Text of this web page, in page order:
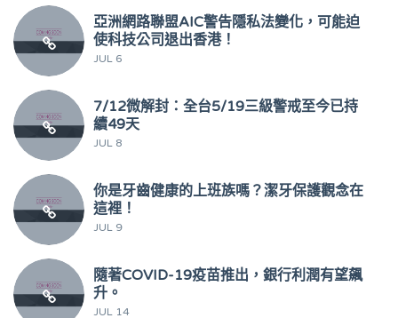
亞洲網路聯盟AIC警告隱私法變化，可能迫
使科技公司退出香港！
JUL 6
7/12微解封：全台5/19三級警戒至今已持
續49天
JUL 8
你是牙齒健康的上班族嗎？潔牙保護觀念在
這裡！
JUL 9
隨著COVID-19疫苗推出，銀行利潤有望飆
升。
JUL 14